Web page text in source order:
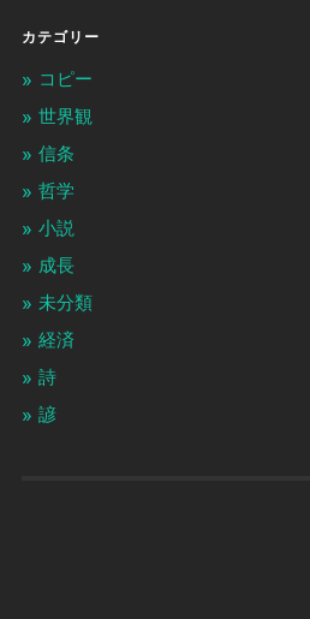
カテゴリー
コピー
世界観
信条
哲学
小説
成長
未分類
経済
詩
諺